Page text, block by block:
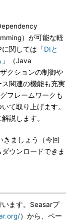
）が可能な軽
関しては「DIと
」（Java
クションの制御や
関連の機能も充実
フレームワークも
て取り上げます。
説します。
ましょう（今回
ダウンロードできま
ます。Seasarプ
）から、ペー